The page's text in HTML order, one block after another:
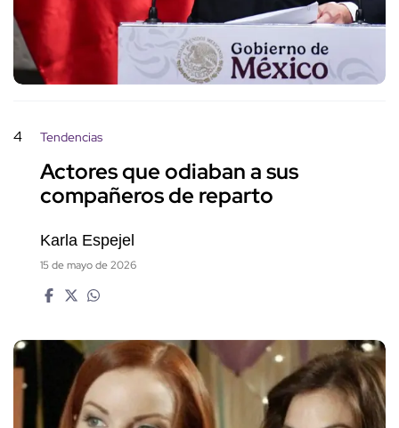
4 Tendencias
Actores que odiaban a sus
compañeros de reparto
Karla Espejel
15 de mayo de 2026